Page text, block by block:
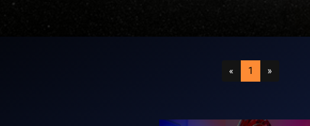
« Precedente
1 (attuale)
»